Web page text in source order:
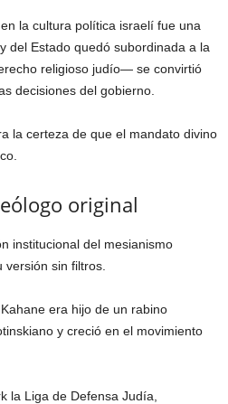
la cultura política israelí fue una
del Estado quedó subordinada a la
religioso judío— se convirtió
decisiones del gobierno.
la certeza de que el mandato divino
original
institucional del mesianismo
sin filtros.
era hijo de un rabino
y creció en el movimiento
la Liga de Defensa Judía,